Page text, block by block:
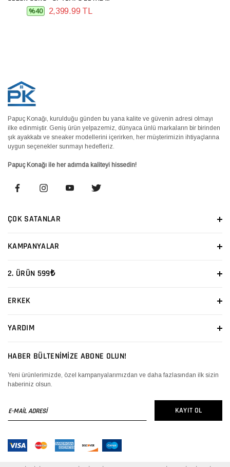
%40 2,399.99 TL
Papuç Konağı, kurulduğu günden bu yana kalite ve güvenin adresi olmayı
ilke edinmiştir. Geniş ürün yelpazemiz, dünyaca ünlü markaların bir birinden
şık ayakkabı ve sneaker modellerini içerirken, her müşterimizin ihtiyaçlarına
uygun seçenekler sunmayı hedefleriz.
Papuç Konağı ile her adımda kaliteyi hissedin!
ÇOK SATANLAR
KAMPANYALAR
2. ÜRÜN 599₺
ERKEK
YARDIM
HABER BÜLTENİMİZE ABONE OLUN!
Yeni ürünlerimizde, özel kampanyalarımızdan ve daha fazlasından ilk sizin
haberiniz olsun.
MAİL
KAYIT OL